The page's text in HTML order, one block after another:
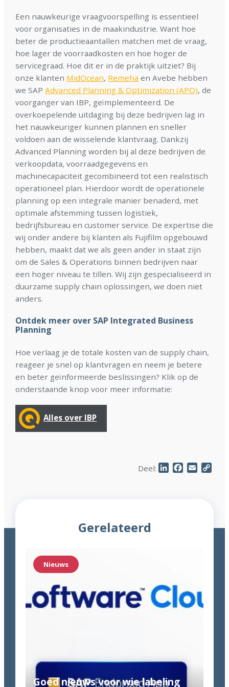
Een nauwkeurige vraagvoorspelling is essentieel
voor organisaties in de maakindustrie. Want hoe
beter de productieaantallen matchen met de vraag,
hoe lager de voorraadkosten en hoe hoger de
servicegraad. Hoe dit er in de praktijk uitziet? Bij
onze klanten MidOcean, Remeha en Avebe hebben
we SAPAdvanced Planning & Optimization (APO), de
voorganger van IBP, geïmplementeerd. De
overkoepelende uitdaging bij deze bedrijven lag in
het nauwkeuriger kunnen plannen en sneller
voldoen aan de wisselende klantvraag. Dankzij
Advanced Planning worden bij al deze bedrijven de
verkoopdata, voorraadgegevens en
machinecapaciteit gecombineerd tot een realistisch
operationeel plan. Hierdoor wordt de operationele
planning op een integrale manier benaderd, met
optimale afstemming tussen logistiek,
bedrijfsbureau en customer service. De expertise die
wij onder andere bij klanten als Fujifilm opgebouwd
hebben, maakt dat we als geen ander in staat zijn
om de Sales & Operations binnen bedrijven naar
een hoger niveau te tillen. Wij zijn gespecialiseerd in
duurzame supply chain oplossingen, we doen niet
anders.
Ontdek meer over SAP Integrated Business
Planning
Hoe verlaag je de totale kosten van de supply chain,
reageer je snel op klantvragen en neem je betere
en beter geïnformeerde beslissingen? Klik op de
onderstaande knop voor meer informatie:
Alles over IBP
Deel: LinkedInFacebook
Email
Gerelateerd
Nieuws
Goed nieuws voor wie labeling